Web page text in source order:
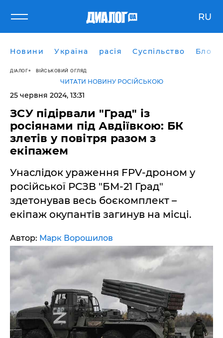
RU
Новини Україна расія Суспільство Блоги
ДІАЛОГ ВІЙСЬКОВИЙ ОГЛЯД
ЧИТАТИ НОВИНУ РОСІЙСЬКОЮ
25 червня 2024, 13:31
ЗСУ підірвали "Град" із
росіянами під Авдіївкою: БК
злетів у повітря разом з
екіпажем
Унаслідок ураження FPV-дроном у
російської РСЗВ "БМ-21 Град"
здетонував весь боєкомплект –
екіпаж окупантів загинув на місці.
Автор: Марк Ворошилов